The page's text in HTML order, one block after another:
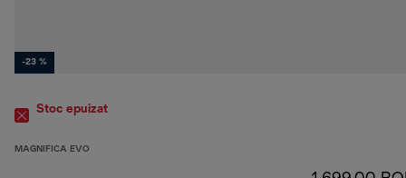
-23 %
Stoc epuizat
MAGNIFICA EVO